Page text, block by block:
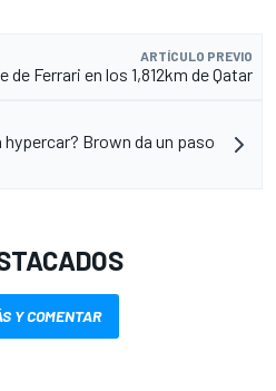
ARTÍCULO PREVIO
Ferrari en los 1,812km de Qatar
hypercar? Brown da un paso
Y COMENTAR